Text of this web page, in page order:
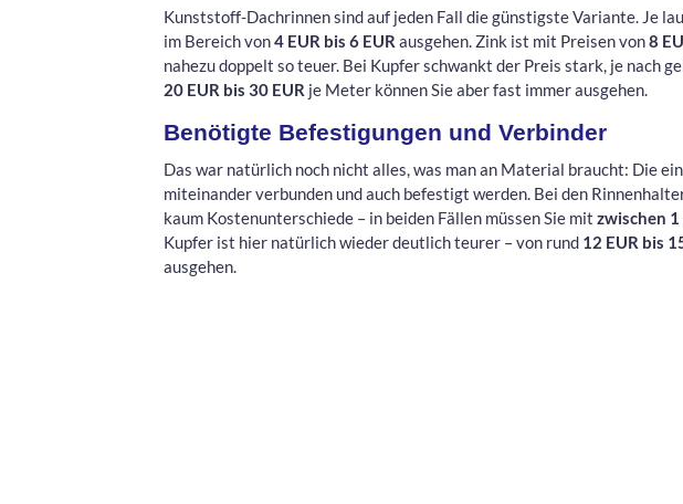
Kunststoff-Dachrinnen sind auf jeden Fall die günstigste Variante. Je
im Bereich von4 EUR bis 6 EUR ausgehen. Zink ist mit Preisen von8
nahezu doppelt so teuer. Bei Kupfer schwankt der Preis stark, je nach
20 EUR bis 30 EUR je Meter können Sie aber fast immer ausgehen.
Benötigte Befestigungen und Verbinder
Das war natürlich noch nicht alles, was man an Material braucht: Die
miteinander verbunden und auch befestigt werden. Bei den
kaum Kostenunterschiede – in beiden Fällen müssen Sie mit zwischen 1
Kupfer ist hier natürlich wieder deutlich teurer – von rund 12 EUR bis
ausgehen.